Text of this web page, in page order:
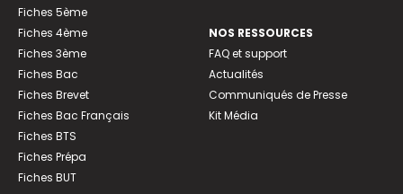
Fiches 5ème
Fiches 4ème
Fiches 3ème
Fiches Bac
Fiches Brevet
Fiches Bac Français
Fiches BTS
Fiches Prépa
Fiches BUT
NOS RESSOURCES
FAQ et support
Actualités
Communiqués de Presse
Kit Média